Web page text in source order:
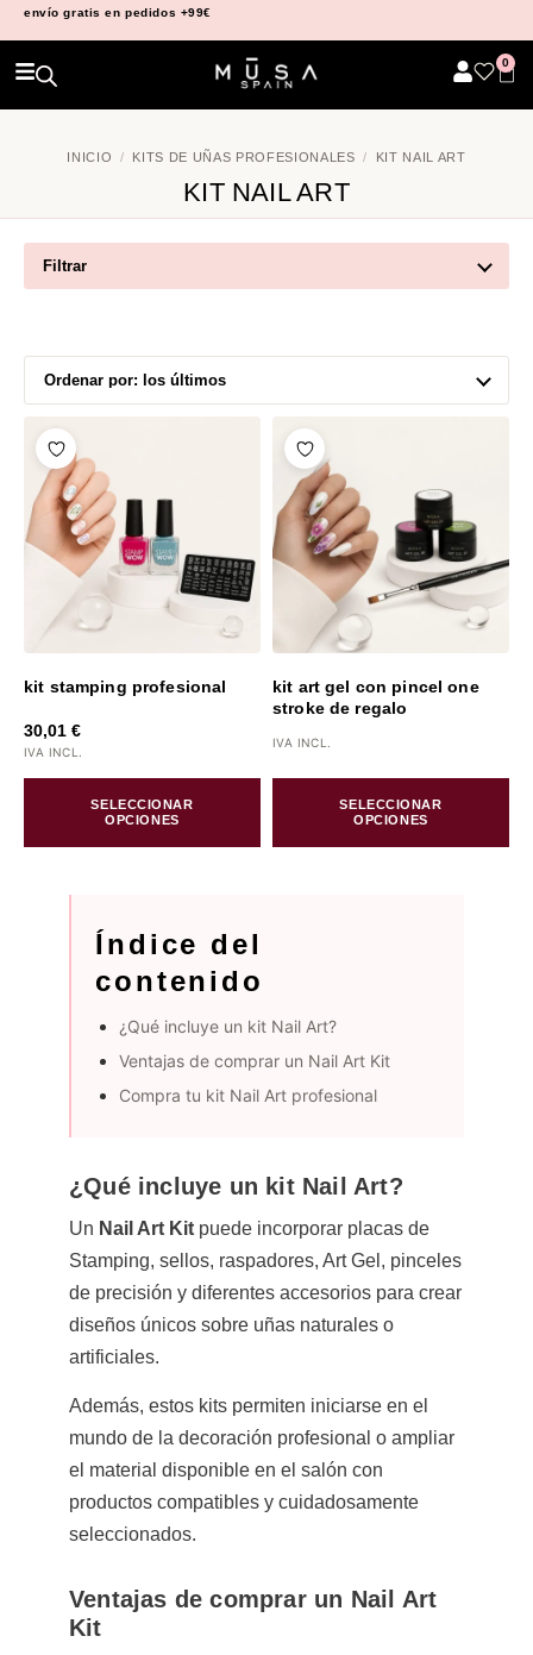
envíogratis en pedidos +99€
0
INICIO / KITS DE UÑAS PROFESIONALES / KIT NAIL ART
KIT NAIL ART
Filtrar
Ordenar por: los últimos
kit stamping profesional
30,01 €
IVA INCL.
SELECCIONAR
OPCIONES
kit art gel con pincel one
stroke de regalo
IVA INCL.
SELECCIONAR
OPCIONES
Índice del
contenido
¿Qué incluye un kit Nail Art?
Ventajas de comprar un Nail Art Kit
Compra tu kit Nail Art profesional
¿Qué incluye un kit Nail Art?
Un Nail Art Kit puede incorporar placas de
Stamping, sellos, raspadores, Art Gel, pinceles
de precisión y diferentes accesorios para crear
diseños únicos sobre uñas naturales o
artificiales.
Además, estos kits permiten iniciarse en el
mundo de la decoración profesional o ampliar
el material disponible en el salón con
productos compatibles y cuidadosamente
seleccionados.
Ventajas de comprar un Nail Art
Kit